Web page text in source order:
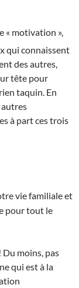
« motivation »,
qui connaissent
des autres,
tête pour
taquin. En
à part ces trois
vie familiale et
pour tout le
Du moins, pas
qui est à la